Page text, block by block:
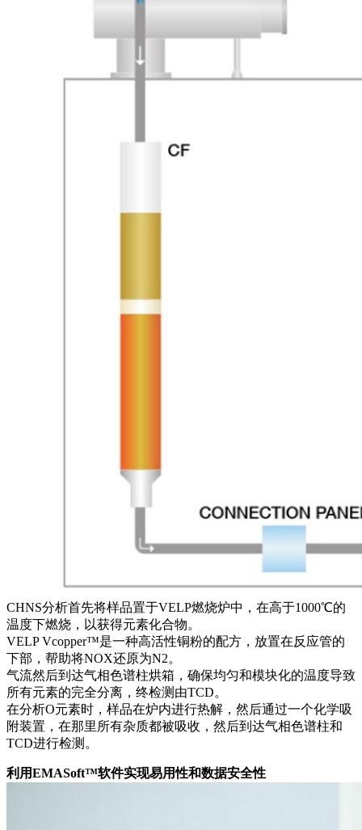
CHNS分析首先将样品置于VELP燃烧炉中，在高于1000℃的
温度下燃烧，以获得元素化合物。
VELP Vcopper™是一种高活性铜粉的配方，放置在反应管的
下部，帮助将NOX还原为N2。
气流然后到达气相色谱柱烘箱，确保均匀和模块化的温度导致
所有元素的完全分离，终检测由TCD。
在分析O元素时，样品在炉内进行热解，然后通过一个化学吸
附装置，在那里所有杂质都被吸收，然后到达气相色谱柱和
TCD进行检测。
利用EMASoft™软件实现易用性和数据安全性